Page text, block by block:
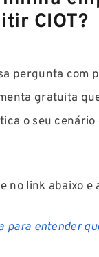
CIOT?
pergunta com
gratuita
o seu cenário
no link abaixo e
para entender